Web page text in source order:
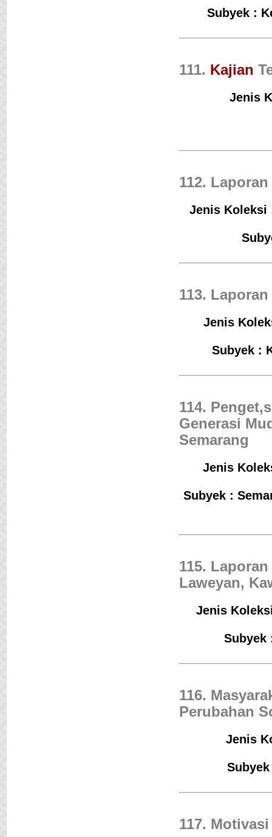
Subyek :
111. Kajian
Jenis
112.
Jenis Koleksi
113.
Jenis
Subyek :
114.
Generasi
Semarang
Jenis
Subyek :
115.
Laweyan,
Jenis
Subyek
116.
Perubahan
Jenis
117.